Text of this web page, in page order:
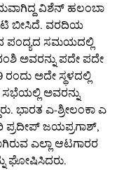
ವಿಶೆನ್ ಹಲಂಬಾ
ಪಂದ್ಯದ ಸಮಯದಲ್ಲಿ
ಅವರನ್ನು ಪದೇ ಪದೇ
ಅದೇ ಸ್ಥಳದಲ್ಲಿ
ಅವರನ್ನು
ಭಾರತ ಎ-ಶ್ರೀಲಂಕಾ ಎ
ಪ್ರದೀಪ್ ಜಯಪ್ರಗಾಶ್,
ಎಲ್ಲಾ ಆಟಗಾರರ
ಘೋಷಿಸಿದರು.